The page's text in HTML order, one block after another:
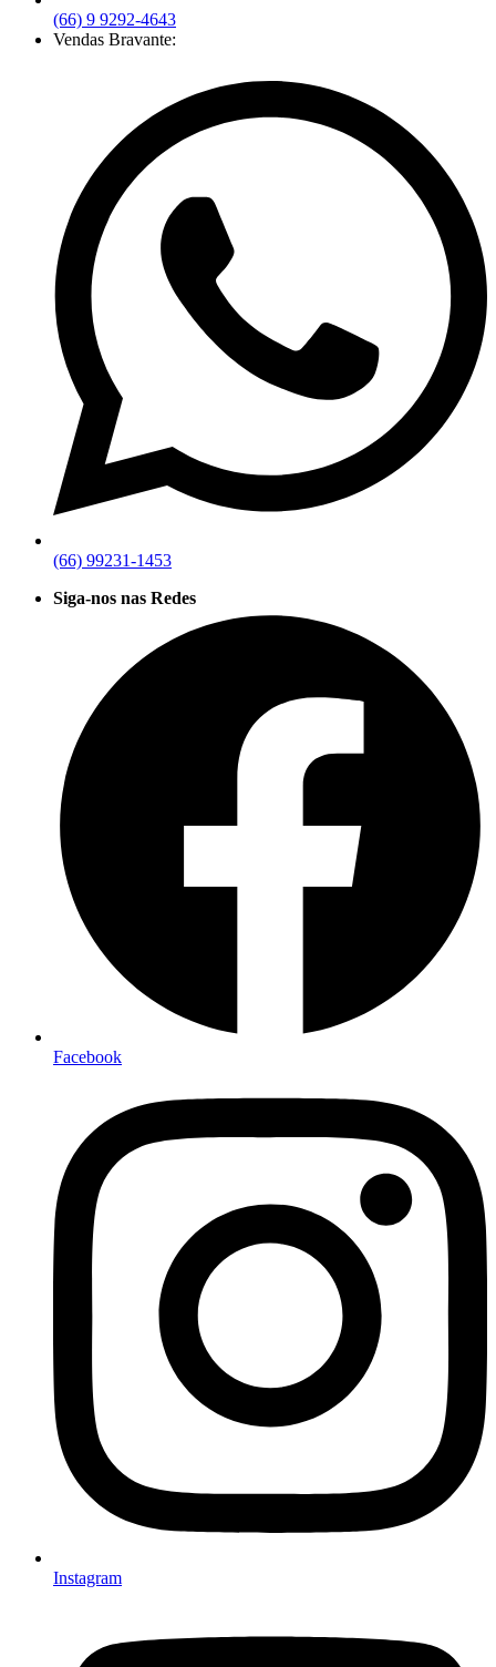
(66) 9 9292-4643
Vendas Bravante:
(66) 99231-1453
Siga-nos nas Redes
Facebook
Instagram